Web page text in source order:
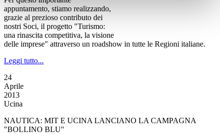
appuntamento, stiamo realizzando,
grazie al prezioso contributo dei
nostri Soci, il progetto "Turismo:
una rinascita competitiva, la visione
delle imprese" attraverso un roadshow in tutte le Regioni italiane.
Leggi tutto...
24
Aprile
2013
Ucina
NAUTICA: MIT E UCINA LANCIANO LA CAMPAGNA
"BOLLINO BLU"